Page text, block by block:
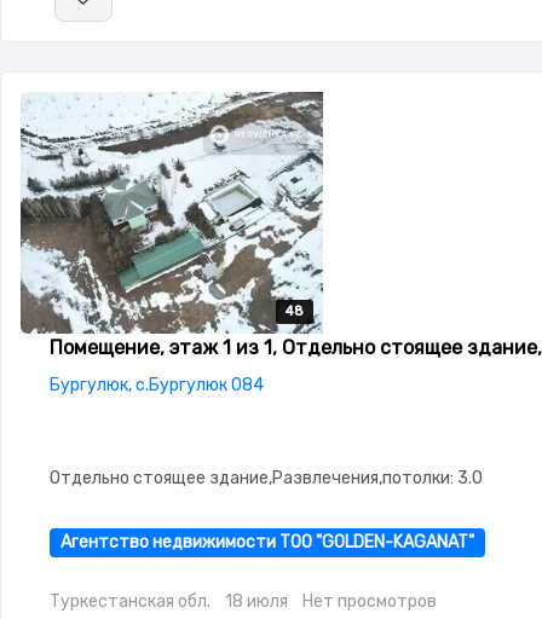
48
48
48
48
48
Помещение, этаж 1 из 1, Отдельно стоящее
Бургулюк, с.Бургулюк 084
Отдельно стоящее здание,Развлечения,потолки: 3.0
Агентство недвижимости ТОО "GOLDEN-KAGANAT"
Туркестанская обл. 18 июля Нет просмотров